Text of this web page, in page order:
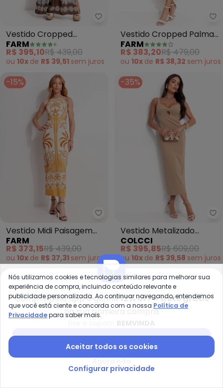
Farm - Vestido Cropped
Vestido Cropped
Coletânea Tropical
(Marrom)
FARM
R$ 395,10R$ 439,00
ou 10x de R$ 39,51 sem juros
Vestido Cropped Palma
do Norte (Verde)
FARM
R$ 383,20R$ 479,00
ou 10x de R$ 38,32 sem juros
-15%
Farm - Vestido Midi Paisagem
Vestido Midi Paisagem
Tropical (Amarelo)
FARM
R$ 373,15R$ 439,00
ou 10x de R$ 37,31 sem juros
-35%
Vestido Metalizado
(Dourado)
COLCCI
R$ 395,85R$ 609,00
ou 10x de R$ 39,58 sem juros
-10%
-10%
Compre pelo app e ganhe12% OFF + frete grátis
na sua primeira compra
Nós utilizamos cookies e tecnologias similares para melhorar sua
experiência de compra, incluindo conteúdo relevante e
publicidade personalizada. Ao continuar navegando, entendemos
que você está ciente e concorda com a nossa Política de
Privacidadepara saber mais.
Aceitar todos os cookies
Configurar privacidade